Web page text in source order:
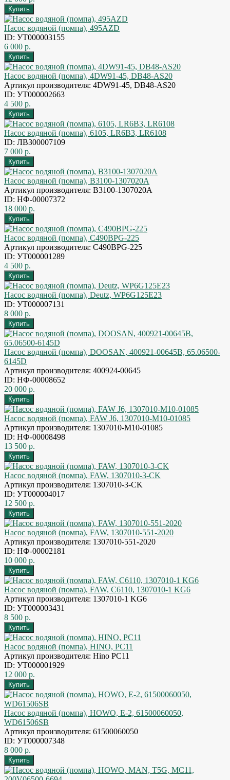
Насос водяной (помпа), 495AZD
ID: УТ000003155
6 000 р.
Насос водяной (помпа), 4DW91-45, DB48-AS20
Артикул производителя: 4DW91-45, DB48-AS20
ID: УТ000002663
4 500 р.
Насос водяной (помпа), 6105, LR6B3, LR6108
ID: ЛВЗ00007109
7 000 р.
Насос водяной (помпа), B3100-1307020A
Артикул производителя: B3100-1307020A
ID: НФ-00007372
18 000 р.
Насос водяной (помпа), C490BPG-225
Артикул производителя: C490BPG-225
ID: УТ000001289
4 500 р.
Насос водяной (помпа), Deutz, WP6G125E23
ID: УТ000007131
8 000 р.
Насос водяной (помпа), DOOSAN, 400921-00645B, 65.06500-
6145D
Артикул производителя: 400924-00645
ID: НФ-00008652
20 000 р.
Насос водяной (помпа), FAW J6, 1307010-M10-01085
Артикул производителя: 1307010-M10-01085
ID: НФ-00008498
13 500 р.
Насос водяной (помпа), FAW, 1307010-3-CK
Артикул производителя: 1307010-3-CK
ID: УТ000004017
12 500 р.
Насос водяной (помпа), FAW, 1307010-551-2020
Артикул производителя: 1307010-551-2020
ID: НФ-00002181
10 000 р.
Насос водяной (помпа), FAW, C6110, 1307010-1 KG6
Артикул производителя: 1307010-1 KG6
ID: УТ000003431
8 500 р.
Насос водяной (помпа), HINO, PC11
Артикул производителя: Hino PC11
ID: УТ000001929
12 000 р.
Насос водяной (помпа), HOWO, E-2, 61500060050,
WD61506SB
Артикул производителя: 61500060050
ID: УТ000007348
8 000 р.